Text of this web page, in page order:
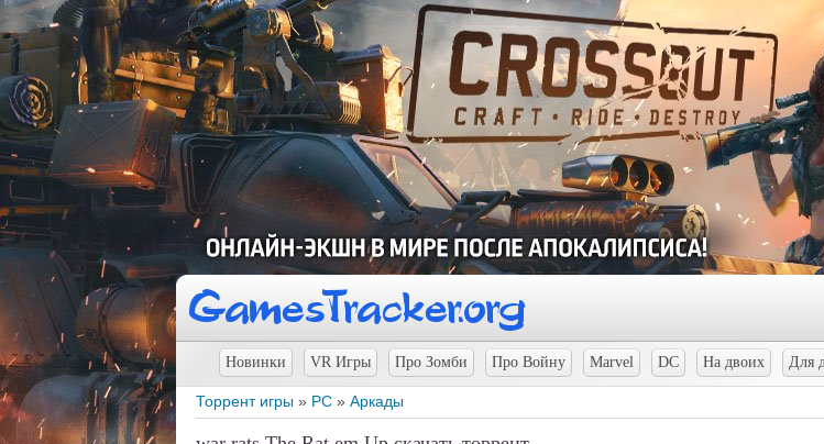
Новинки VR Игры Про Зомби Про Войну Marvel DC На двоих Для
Торрент игры » PC » Аркады